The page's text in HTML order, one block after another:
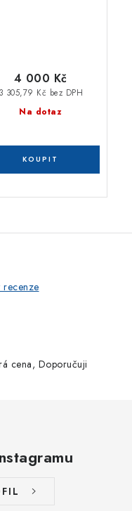
Na dotaz
3 305,79 Kč bez DPH
4 000 Kč
recenze
cena, Doporučuji